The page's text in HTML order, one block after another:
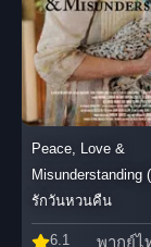
Peace, Love &
Misunderstanding
รักวันหวนคืน
6.1 พากย์ไ